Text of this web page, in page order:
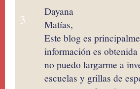
3
Dayana
Matías,
Este blog es
información es
no puedo largarme a
escuelas y grillas de